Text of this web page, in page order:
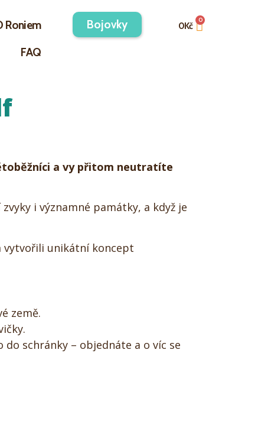
Roniem
FAQ
Bojovky 0Kč
a vy přitom neutratíte
i významné památky, a když je
vytvořili unikátní koncept
země.
schránky – objednáte a o víc se